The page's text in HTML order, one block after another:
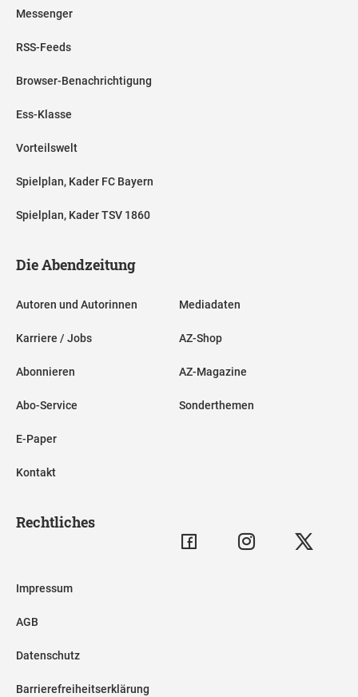
Messenger
RSS-Feeds
Browser-Benachrichtigung
Ess-Klasse
Vorteilswelt
Spielplan, Kader FC Bayern
Spielplan, Kader TSV 1860
Die Abendzeitung
Autoren und Autorinnen
Karriere / Jobs
Abonnieren
Abo-Service
E-Paper
Kontakt
Mediadaten
AZ-Shop
AZ-Magazine
Sonderthemen
Rechtliches
Impressum
AGB
Datenschutz
Barrierefreiheitserklärung